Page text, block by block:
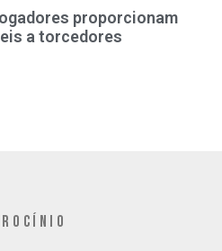
proporcionam
a torcedores